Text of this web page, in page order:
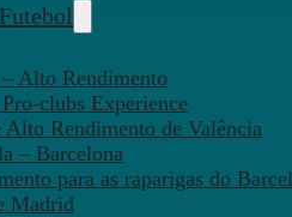
Alto Rendimento
clubs Experience
Alto Rendimento de Valência
– Barcelona
para as raparigas do
Madrid